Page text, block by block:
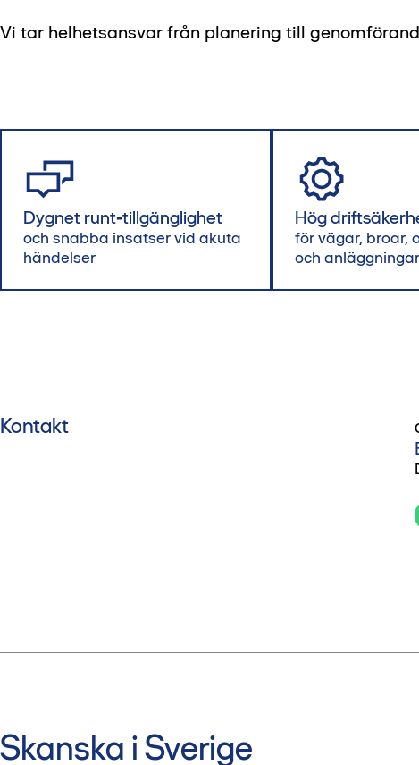
Vi tar helhetsansvar från planering till
Dygnet runt‑tillgänglighet
och snabba insatser vid akuta
händelser
Hög
för vägar, broar,
och anläggningar
Kontakt
Skanska i Sverige